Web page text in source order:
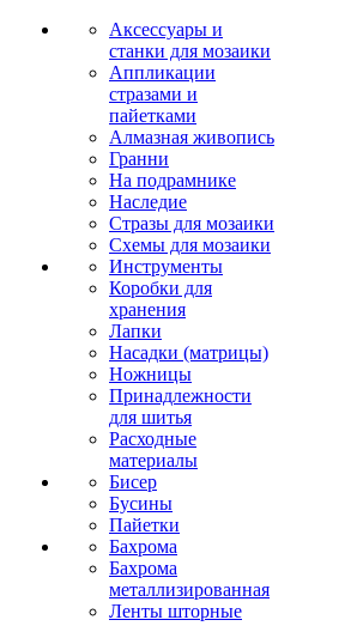
Аксессуары и
станки для мозаики
Аппликации
стразами и
пайетками
Алмазная живопись
Гранни
На подрамнике
Наследие
Стразы для мозаики
Схемы для мозаики
Инструменты
Коробки для
хранения
Лапки
Насадки (матрицы)
Ножницы
Принадлежности
для шитья
Расходные
материалы
Бисер
Бусины
Пайетки
Бахрома
Бахрома
металлизированная
Ленты шторные